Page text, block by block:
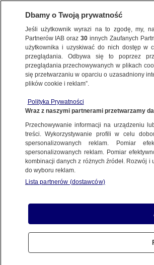
BIZNES
Z KRAJU
9.06.2025, 08:15
Udostępnij
Dbamy o Twoją prywatność
Jeśli użytkownik wyrazi na to zgodę, my,
Partnerów IAB oraz30 innych Zaufanych
użytkownika i uzyskiwać do nich dostęp w
przeglądania. Odbywa się to poprzez
przeglądania przechowywanych w plikach
się przetwarzaniu w oparciu o uzasadniony
plików cookie i reklam”.
Polityka Prywatności
Wraz z naszymi partnerami przetwarzamy
Przechowywanie informacji na urządzeniu
treści. Wykorzystywanie profili w celu
spersonalizowanych reklam. Pomiar
spersonalizowanych reklam. Pomiar
kombinacji danych z różnych źródeł. Rozwój
do wyboru reklam.
Lista partnerów (dostawców)